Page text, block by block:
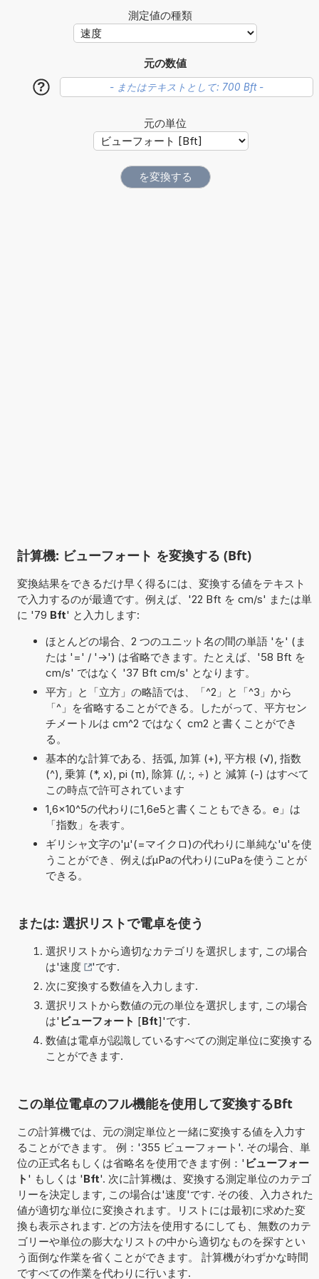
測定値の種類
元の数値
?
元の単位
計算機: ビューフォート を変換する (Bft)
変換結果をできるだけ早く得るには、変換する値をテキスト
で入力するのが最適です。例えば、'22 Bft を cm/s' または単
に '79 Bft' と入力します:
ほとんどの場合、2 つのユニット名の間の単語 'を' (ま
たは '=' / '->') は省略できます。たとえば、'58 Bft を
cm/s' ではなく '37 Bft cm/s' となります。
平方」と「立方」の略語では、「^2」と「^3」から
「^」を省略することができる。したがって、平方セン
チメートルは cm^2 ではなく cm2 と書くことができ
る。
基本的な計算である、括弧, 加算 (+), 平方根 (√), 指数
(^), 乗算 (*, x), pi (π), 除算 (/, :, ÷) と 減算 (-) はすべて
この時点で許可されています
1,6×10^5の代わりに1,6e5と書くこともできる。e」は
「指数」を表す。
ギリシャ文字の'μ'(=マイクロ)の代わりに単純な'u'を使
うことができ、例えばµPaの代わりにuPaを使うことが
できる。
または: 選択リストで電卓を使う
選択リストから適切なカテゴリを選択します, この場合
は'速度
'です.
次に変換する数値を入力します.
選択リストから数値の元の単位を選択します, この場合
は' ビューフォート [Bft]'です.
数値は電卓が認識しているすべての測定単位に変換する
ことができます.
この単位電卓のフル機能を使用して変換するBft
この計算機では、元の測定単位と一緒に変換する値を入力す
ることができます。 例：'355 ビューフォート'. その場合、単
位の正式名もしくは省略名を使用できます例：' ビューフォー
ト ' もしくは 'Bft'. 次に計算機は、変換する測定単位のカテゴ
リーを決定します, この場合は'速度'です. その後、入力された
値が適切な単位に変換されます。リストには最初に求めた変
換も表示されます. どの方法を使用するにしても、無数のカテ
ゴリーや単位の膨大なリストの中から適切なものを探すとい
う面倒な作業を省くことができます。 計算機がわずかな時間
ですべての作業を代わりに行います.